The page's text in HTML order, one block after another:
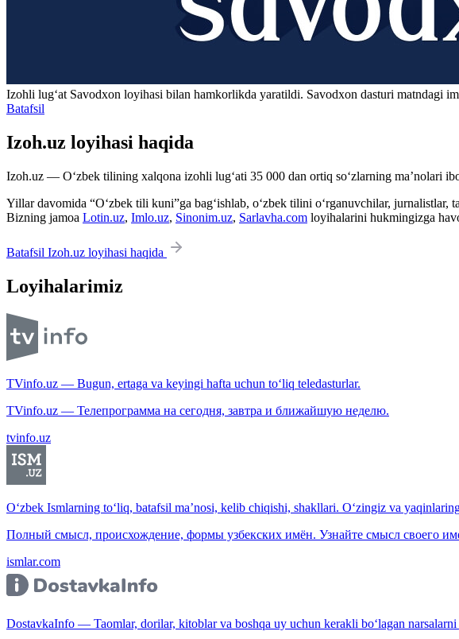
Izohli lugʻat Savodxon loyihasi bilan hamkorlikda yaratildi. Savodxon dasturi matndagi
Batafsil
Izoh.uz loyihasi haqida
Izoh.uz — O‘zbek tilining xalqona izohli lug‘ati 35 000 dan ortiq so‘zlarning ma’nolari
Yillar davomida “O‘zbek tili kuni”ga bag‘ishlab, o‘zbek tilini o‘rganuvchilar,
Bizning jamoa Lotin.uz, Imlo.uz, Sinonim.uz, Sarlavha.com loyihalarini hukmingizga
Batafsil Izoh.uz loyihasi haqida
Loyihalarimiz
TVinfo.uz — Bugun, ertaga va keyingi hafta uchun to‘liq teledasturlar.
TVinfo.uz — Телепрограмма на сегодня, завтра и ближайшую неделю.
tvinfo.uz
O‘zbek Ismlarning to‘liq, batafsil ma’nosi, kelib chiqishi, shakllari. O‘zingiz va
Полный смысл, происхождение, формы узбекских имён. Узнайте смысл своего
ismlar.com
DostavkaInfo — Taomlar, dorilar, kitoblar va boshqa uy uchun kerakli bo‘lagan